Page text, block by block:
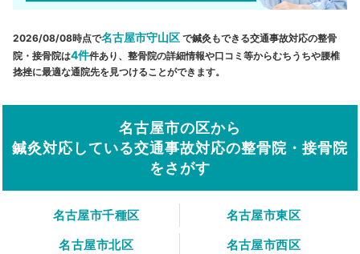
2026/08/08時点で名古屋市守山区 で鍼灸もできる交通事故対応の整骨
院・接骨院は4件件あり、整骨院の詳細情報や口コミ等からむちうちや腰椎
捻挫に最適な通院先を見つけることができます。
名古屋市の区から
鍼灸対応している交通事故対応の整骨院・接骨院
をさがす
名古屋市千種区
名古屋市東区
名古屋市北区
名古屋市西区